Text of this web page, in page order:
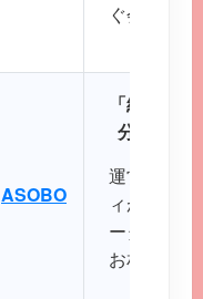
ぐ会える
ASOBO
「細かな
分にぴっ
運営実績
ィが非常
ータから
お相手を